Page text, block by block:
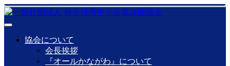
協会について
会長挨拶
『オールかながわ』について